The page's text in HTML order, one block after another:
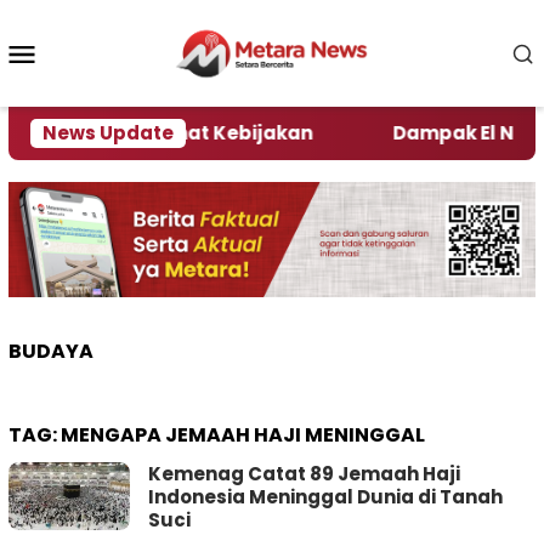
konten
News Update
Kata Pengamat Kebijakan Dampak El Nino,
BUDAYA
TAG:MENGAPA JEMAAH HAJI MENINGGAL
Kemenag Catat 89 Jemaah Haji
Indonesia Meninggal Dunia di Tanah
Suci